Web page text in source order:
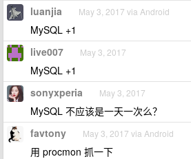
luanjia May 3, 2017 via Android
MySQL +1
live007 May 3, 2017
MySQL +1
sonyxperia May 3, 2017
MySQL 不应该是一天一次么？
favtony May 3, 2017 via Android
用 procmon 抓一下